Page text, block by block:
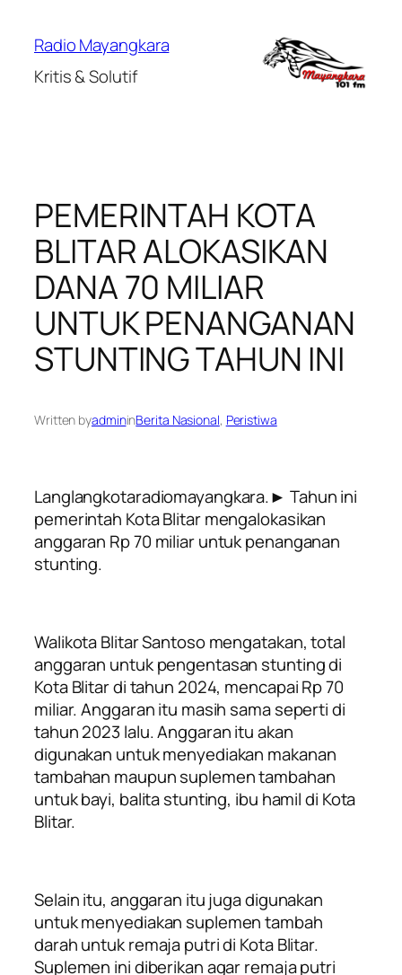
Radio Mayangkara
Kritis & Solutif
PEMERINTAH KOTA
BLITAR ALOKASIKAN
DANA 70 MILIAR
UNTUK PENANGANAN
STUNTING TAHUN INI
Written byadmininBerita Nasional, Peristiwa
Langlangkotaradiomayangkara.► Tahun ini
pemerintah Kota Blitar mengalokasikan
anggaran Rp 70 miliar untuk penanganan
stunting.
Walikota Blitar Santoso mengatakan, total
anggaran untuk pengentasan stunting di
Kota Blitar di tahun 2024, mencapai Rp 70
miliar. Anggaran itu masih sama seperti di
tahun 2023 lalu. Anggaran itu akan
digunakan untuk menyediakan makanan
tambahan maupun suplemen tambahan
untuk bayi, balita stunting, ibu hamil di Kota
Blitar.
Selain itu, anggaran itu juga digunakan
untuk menyediakan suplemen tambah
darah untuk remaja putri di Kota Blitar.
Suplemen ini diberikan agar remaja putri